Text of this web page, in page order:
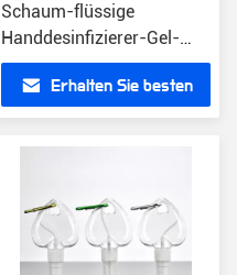
Schaum-flüssige
Handdesinfizierer-Gel-
Pumpflasche-Zufuhr 12
Unze 350mlErhalten Sie besten